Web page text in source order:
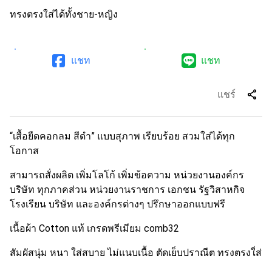
ทรงตรงใส่ได้ทั้งชาย-หญิง
แชท แชท
แชร์ share
“เสื้อยืดคอกลม สีดำ” แบบสุภาพ เรียบร้อย สวมใส่ได้ทุก
โอกาส
สามารถสั่งผลิต เพิ่มโลโก้ เพิ่มข้อความ หน่วยงานองค์กร
บริษัท ทุกภาคส่วน หน่วยงานราชการ เอกชน รัฐวิสาหกิจ
โรงเรียน บริษัท และองค์กรต่างๆ ปรึกษาออกแบบฟรี
เนื้อผ้า Cotton แท้ เกรดพรีเมียม comb32
สัมผัสนุ่ม หนา ใส่สบาย ไม่แนบเนื้อ ตัดเย็บปราณีต ทรงตรงใ่ส่